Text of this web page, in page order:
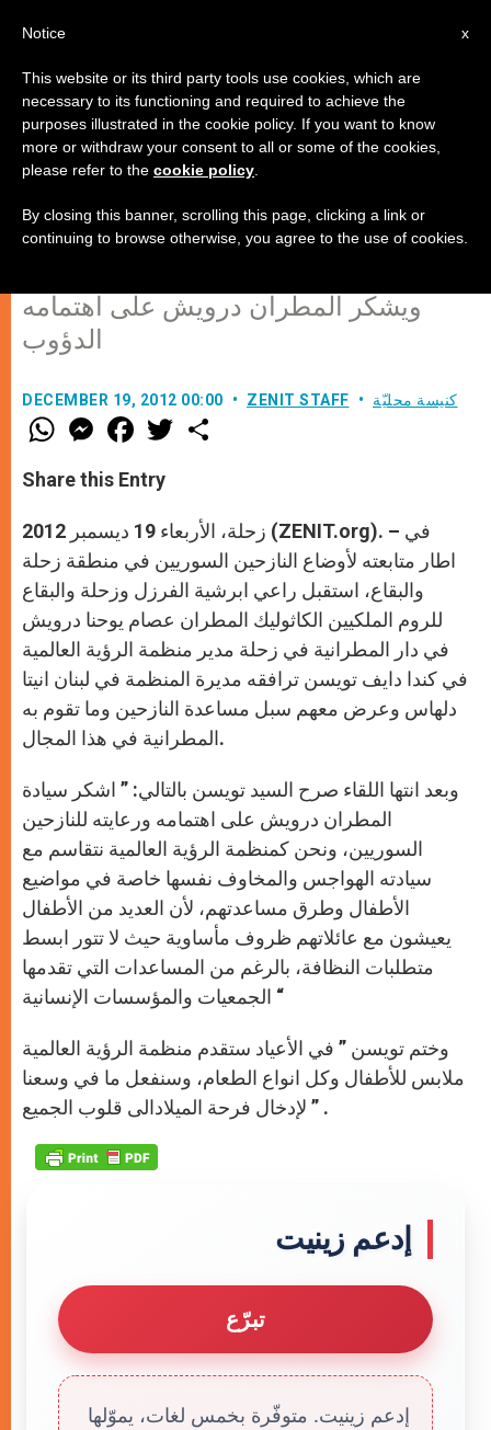
مدير منظمة الرؤية العالمية في كندا
يتفقد أوضاع النازحين السوريين في
زحلة والبقاع
ويشكر المطران درويش على اهتمامه
الدؤوب
DECEMBER 19, 2012 00:00 ZENIT STAFF كنيسة محليّة
W
h
t
s
p
p
M
e
s
e
e
r
F
a
e
b
o
k
w
r
Share this Entry
زحلة، الأربعاء 19 ديسمبر 2012 (ZENIT.org). – في
اطار متابعته لأوضاع النازحين السوريين في منطقة زحلة
والبقاع، استقبل راعي ابرشية الفرزل وزحلة والبقاع
للروم الملكيين الكاثوليك المطران عصام يوحنا درويش
في دار المطرانية في زحلة مدير منظمة الرؤية العالمية
في كندا دايف تويسن ترافقه مديرة المنظمة في لبنان انيتا
دلهاس وعرض معهم سبل مساعدة النازحين وما تقوم به
المطرانية في هذا المجال.
وبعد انتها اللقاء صرح السيد تويسن بالتالي: ” اشكر سيادة
المطران درويش على اهتمامه ورعايته للنازحين
السوريين، ونحن كمنظمة الرؤية العالمية نتقاسم مع
سيادته الهواجس والمخاوف نفسها خاصة في مواضيع
الأطفال وطرق مساعدتهم، لأن العديد من الأطفال
يعيشون مع عائلاتهم ظروف مأساوية حيث لا تتور ابسط
متطلبات النظافة، بالرغم من المساعدات التي تقدمها
الجمعيات والمؤسسات الإنسانية “
وختم تويسن ” في الأعياد ستقدم منظمة الرؤية العالمية
ملابس للأطفال وكل انواع الطعام، وسنفعل ما في وسعنا
لإدخال فرحة الميلادالى قلوب الجميع ” .
إدعم زينيت
تبرّع
إدعم زينيت. متوفّرة بخمس لغات، يموّلها
x
Notice
This website or its third party tools use cookies, which are
necessary to its functioning and required to achieve the
purposes illustrated in the cookie policy. If you want to know
more or withdraw your consent to all or some of the cookies,
please refer to the cookie policy
By closing this banner, scrolling this page, clicking a link or
continuing to browse otherwise, you agree to the use of cookies.